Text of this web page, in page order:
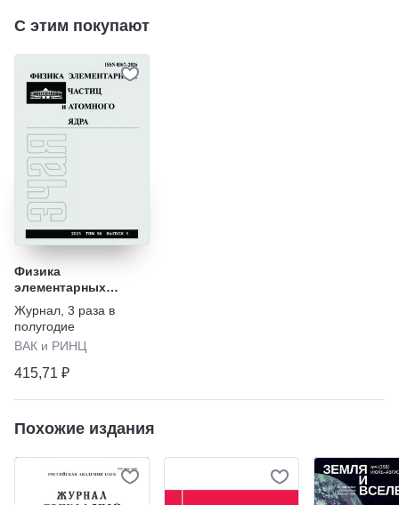
С этим покупают
Физика
элементарных
частиц и атомного
ядра
Журнал 3 раза в
полугодие
ВАК и РИНЦ
415,71 ₽
Похожие издания